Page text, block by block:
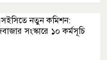
নতুন কমিশন:
সংস্কারে ১০ কর্মসূচি